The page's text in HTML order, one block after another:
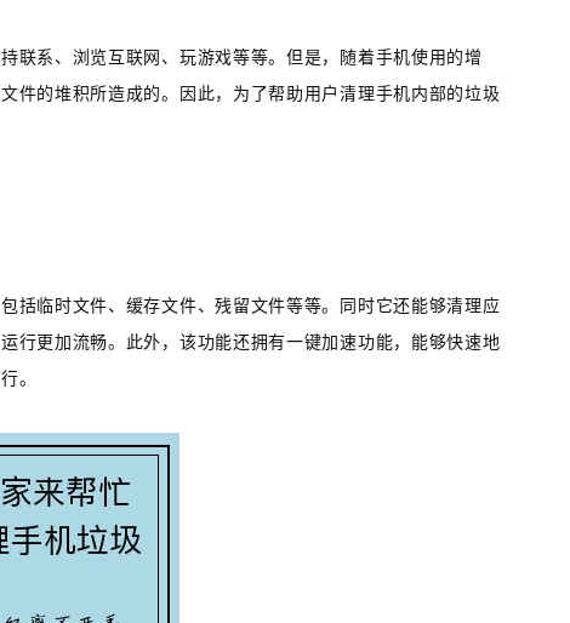
联系、浏览互联网、玩游戏等等。但是，随着手机使用的增
件的堆积所造成的。因此，为了帮助用户清理手机内部的垃圾
括临时文件、缓存文件、残留文件等等。同时它还能够清理应
行更加流畅。此外，该功能还拥有一键加速功能，能够快速地
。